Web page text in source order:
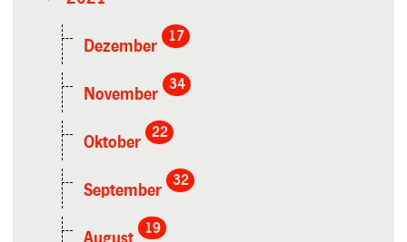
Dezember
17
November
34
Oktober
22
September
32
August
19